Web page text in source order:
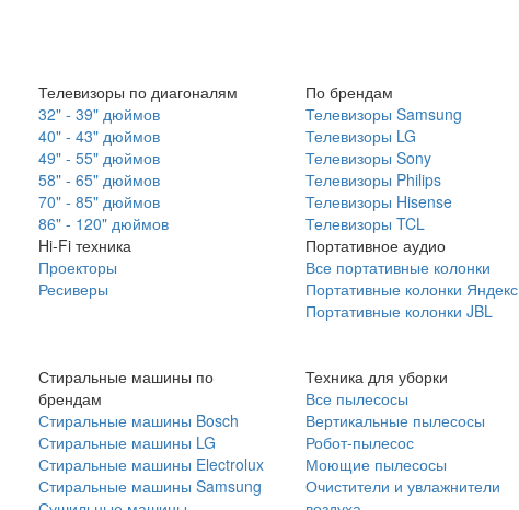
Телевизоры по диагоналям
32" - 39" дюймов
40" - 43" дюймов
49" - 55" дюймов
58" - 65" дюймов
70" - 85" дюймов
86" - 120" дюймов
Hi-Fi техника
Проекторы
Ресиверы
По брендам
Телевизоры Samsung
Телевизоры LG
Телевизоры Sony
Телевизоры Philips
Телевизоры Hisense
Телевизоры TCL
Портативное аудио
Все портативные колонки
Портативные колонки Яндекс
Портативные колонки JBL
Стиральные машины по
брендам
Стиральные машины Bosch
Стиральные машины LG
Стиральные машины Electrolux
Стиральные машины Samsung
Техника для уборки
Все пылесосы
Вертикальные пылесосы
Робот-пылесос
Моющие пылесосы
Очистители и увлажнители